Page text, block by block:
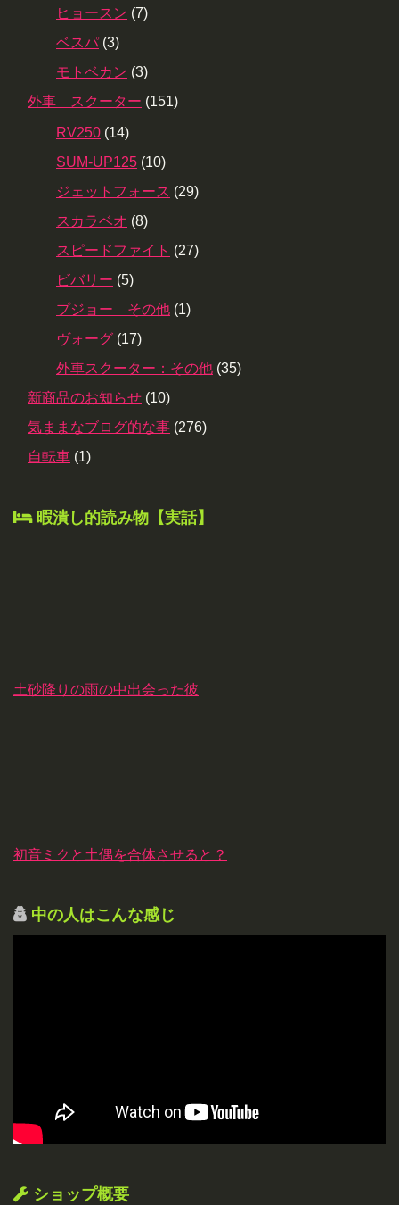
ヒョースン (7)
ベスパ (3)
モトベカン (3)
外車 スクーター (151)
RV250 (14)
SUM-UP125 (10)
ジェットフォース (29)
スカラベオ (8)
スピードファイト (27)
ビバリー (5)
プジョー その他 (1)
ヴォーグ (17)
外車スクーター：その他 (35)
新商品のお知らせ (10)
気ままなブログ的な事 (276)
自転車 (1)
暇潰し的読み物【実話】
土砂降りの雨の中出会った彼
初音ミクと土偶を合体させると？
中の人はこんな感じ
ショップ概要